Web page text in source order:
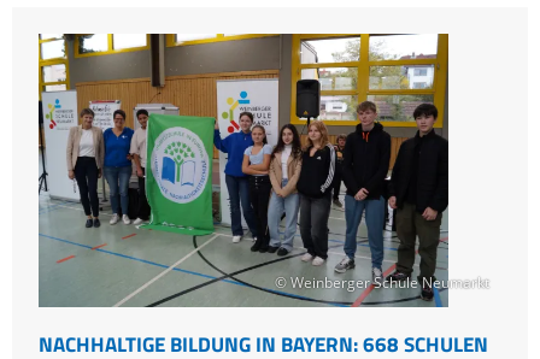
© Weinberger Schule Neumarkt
NACHHALTIGE BILDUNG IN BAYERN: 668 SCHULEN